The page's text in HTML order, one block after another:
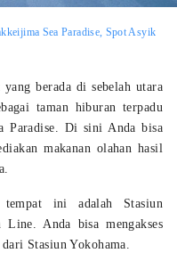
Sea Paradise, Spot Asyik
berada di sebelah utara
taman hiburan terpadu
Paradise. Di sini Anda bisa
makanan olahan hasil
tempat ini adalah Stasiun
Anda bisa mengakses
Stasiun Yokohama.